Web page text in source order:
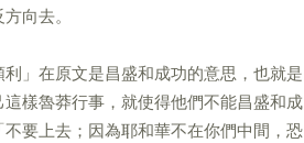
向去。
」在原文是昌盛和成功的意思，也就是
樣魯莽行事，就使得他們不能昌盛和成
要上去；因為耶和華不在你們中間，恐